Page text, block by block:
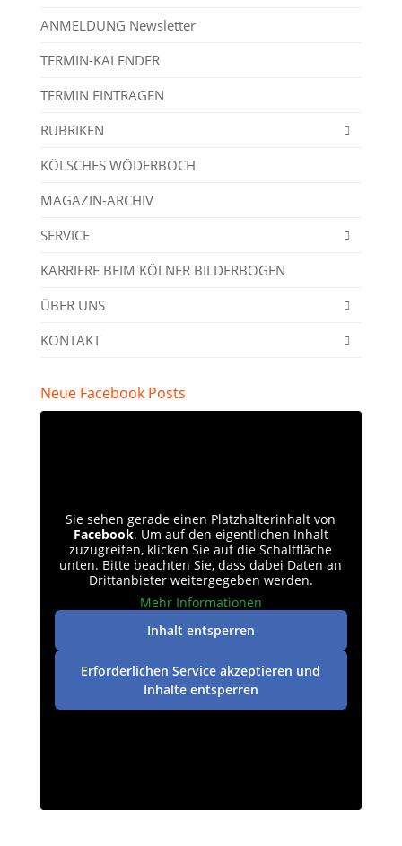
ANMELDUNG Newsletter
TERMIN-KALENDER
TERMIN EINTRAGEN
RUBRIKEN
KÖLSCHES WÖDERBOCH
MAGAZIN-ARCHIV
SERVICE
KARRIERE BEIM KÖLNER BILDERBOGEN
ÜBER UNS
KONTAKT
Neue Facebook Posts
Sie sehen gerade einen Platzhalterinhalt von
Facebook. Um auf den eigentlichen Inhalt
zuzugreifen, klicken Sie auf die Schaltfläche
unten. Bitte beachten Sie, dass dabei Daten an
Drittanbieter weitergegeben werden.
Mehr Informationen
Inhalt entsperren
Erforderlichen Service akzeptieren und
Inhalte entsperren
Datenschutz|Impressum| © perey-medien